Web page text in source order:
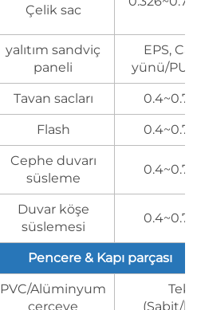
Çelik sac
yalıtım sandviç
paneli
EPS,
yünü/PU/
Tavan sacları 0.4~0.7
Flash 0.4~0.7
Cephe duvarı
süsleme
0.4~0.7
Duvar köşe
süslemesi
0.4~0.7
Pencere & Kapı parçası
PVC/Alüminyum
çerçeve
(Sabit/